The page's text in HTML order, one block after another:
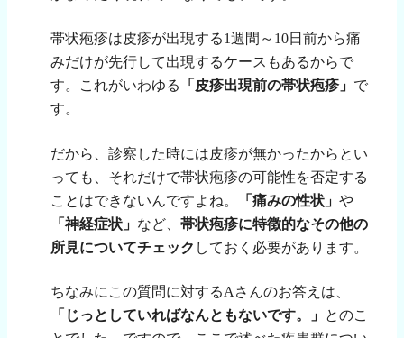
帯状疱疹は皮疹が出現する1週間～ 10日前から痛
みだけが先行して出現するケースもあるからで
す。これがいわゆる
「皮疹出現前の帯状疱疹」 で
す。
だから、診察した時には皮疹が無かったからとい
っても、それだけで帯状疱疹の可能性を否定する
ことはできないんですよね。
「痛みの性状」や
「神経症状」 など、帯状疱疹に特徴的なその他の
所見についてチェック しておく必要があります。
ちなみにこの質問に対するA さんのお答えは、
「じっとしていればなんともないです。」 とのこ